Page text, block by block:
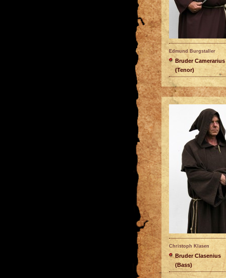
Edmund Burgstaller
Bruder Camerarius
(Tenor)
Christoph Klasen
Bruder Clasenius
(Bass)